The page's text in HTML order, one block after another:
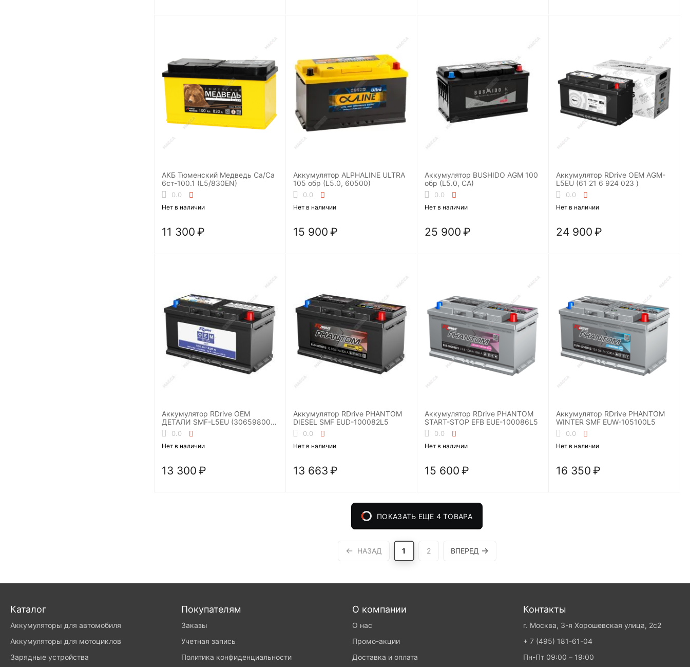
АКБ Тюменский Медведь Ca/Ca
6ст-100.1 (L5/830EN)
0.0
Нет в наличии
11 300 ₽
Аккумулятор ALPHALINE ULTRA
105 обр (L5.0, 60500)
0.0
Нет в наличии
15 900 ₽
Аккумулятор BUSHIDO AGM 100
обр (L5.0, CA)
0.0
Нет в наличии
25 900 ₽
Аккумулятор RDrive OEM AGM-
L5EU (61 21 6 924 023 )
0.0
Нет в наличии
24 900 ₽
Аккумулятор RDrive OEM
ДЕТАЛИ SMF-L5EU (30659800
VOLVO)
0.0
Нет в наличии
13 300 ₽
Аккумулятор RDrive PHANTOM
DIESEL SMF EUD-100082L5
0.0
Нет в наличии
13 663 ₽
Аккумулятор RDrive PHANTOM
START-STOP EFB EUE-100086L5
0.0
Нет в наличии
15 600 ₽
Аккумулятор RDrive PHANTOM
WINTER SMF EUW-105100L5
0.0
Нет в наличии
16 350 ₽
ПОКАЗАТЬ ЕЩЕ 4 ТОВАРА
НАЗАД 1 2 ВПЕРЕД
Каталог
Аккумуляторы для автомобиля
Аккумуляторы для мотоциклов
Зарядные устройства
Покупателям
Заказы
Учетная запись
Политика конфиденциальности
О компании
О нас
Промо-акции
Доставка и оплата
Контакты
г. Москва, 3-я Хорошевская улица, 2с2
+ 7 (495) 181-61-04
Пн-Пт 09:00 – 19:00